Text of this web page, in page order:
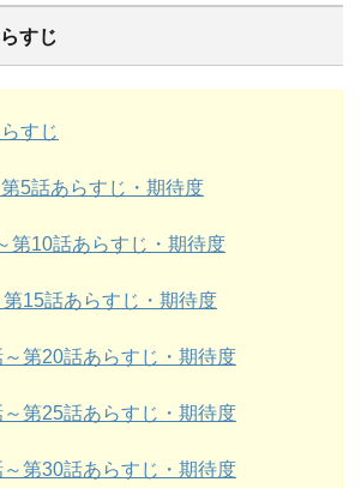
すじ
すじ
5話あらすじ・期待度
第10話あらすじ・期待度
15話あらすじ・期待度
第20話あらすじ・期待度
第25話あらすじ・期待度
第30話あらすじ・期待度